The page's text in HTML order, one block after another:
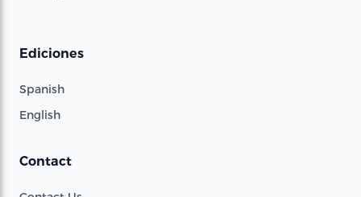
Ediciones
Spanish
English
Contact